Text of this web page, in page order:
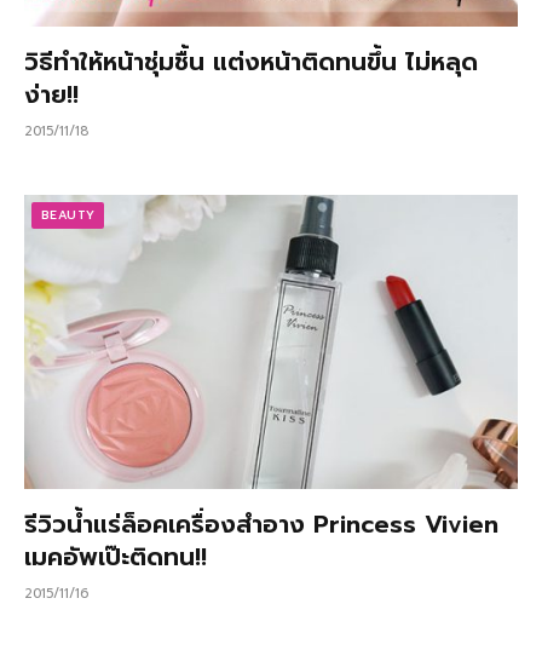
วิธีทําให้หน้าชุ่มชื้น แต่งหน้าติดทนขึ้น ไม่หลุด
ง่าย!!
2015/11/18
BEAUTY
รีวิวน้ำแร่ล็อคเครื่องสำอาง Princess Vivien
เมคอัพเป๊ะติดทน!!
2015/11/16